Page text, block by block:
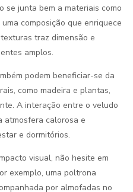
se junta bem a materiais como
composição que enriquece
traz dimensão e
amplos.
podem beneficiar-se da
como madeira e plantas,
A interação entre o veludo
atmosfera calorosa e
e dormitórios.
visual, não hesite em
exemplo, uma poltrona
por almofadas no